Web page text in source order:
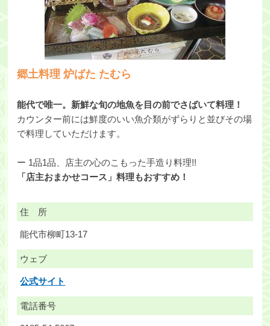
郷土料理 炉ばた たむら
能代で唯一。新鮮な旬の地魚を目の前でさばいて料理！
カウンター前には鮮度のいい魚介類がずらりと並びその場
で料理していただけます。
ー 1品1品、店主の心のこもった手造り料理!!
「店主おまかせコース」料理もおすすめ！
住 所
能代市柳町13-17
ウェブ
公式サイト
電話番号